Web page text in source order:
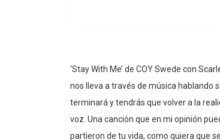
‘Stay With Me’ de COY Swede con
nos lleva a través de música hablando
terminará y tendrás que volver a la
voz. Una canción que en mi opinión
partieron de tu vida, como quiera que